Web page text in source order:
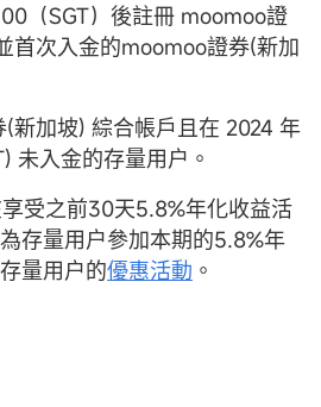
（SGT）後註冊 moomoo證
首次入金的moomoo證券(新加
新加坡) 綜合帳戶且在 2024 年
未入金的存量用户。
受之前30天5.8%年化收益活
存量用户參加本期的5.8%年
量用户的優惠活動 。